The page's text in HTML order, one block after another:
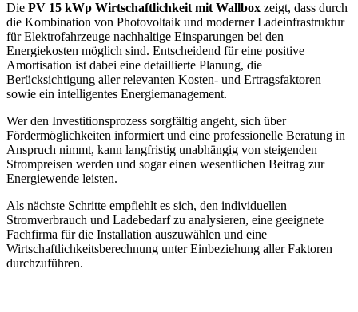
Die PV 15 kWp Wirtschaftlichkeit mit Wallbox zeigt, dass durch
die Kombination von Photovoltaik und moderner Ladeinfrastruktur
für Elektrofahrzeuge nachhaltige Einsparungen bei den
Energiekosten möglich sind. Entscheidend für eine positive
Amortisation ist dabei eine detaillierte Planung, die
Berücksichtigung aller relevanten Kosten- und Ertragsfaktoren
sowie ein intelligentes Energiemanagement.
Wer den Investitionsprozess sorgfältig angeht, sich über
Fördermöglichkeiten informiert und eine professionelle Beratung in
Anspruch nimmt, kann langfristig unabhängig von steigenden
Strompreisen werden und sogar einen wesentlichen Beitrag zur
Energiewende leisten.
Als nächste Schritte empfiehlt es sich, den individuellen
Stromverbrauch und Ladebedarf zu analysieren, eine geeignete
Fachfirma für die Installation auszuwählen und eine
Wirtschaftlichkeitsberechnung unter Einbeziehung aller Faktoren
durchzuführen.